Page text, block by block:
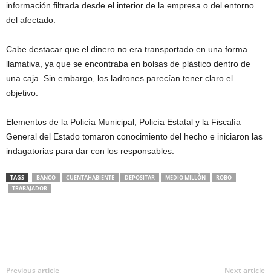
información filtrada desde el interior de la empresa o del entorno
del afectado.
Cabe destacar que el dinero no era transportado en una forma
llamativa, ya que se encontraba en bolsas de plástico dentro de
una caja. Sin embargo, los ladrones parecían tener claro el
objetivo.
Elementos de la Policía Municipal, Policía Estatal y la Fiscalía
General del Estado tomaron conocimiento del hecho e iniciaron las
indagatorias para dar con los responsables.
TAGS BANCO CUENTAHABIENTE DEPOSITAR MEDIO MILLÒN
ROBO
TRABAJADOR
Previous article Next article